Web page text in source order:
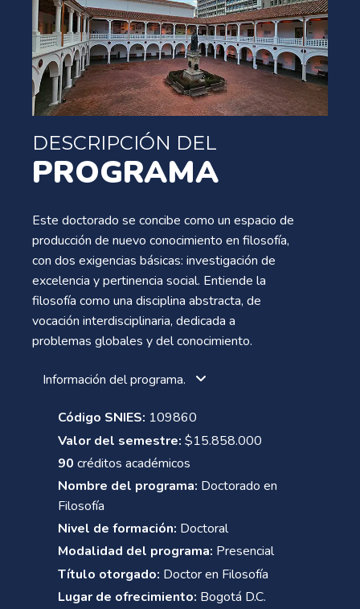
DESCRIPCIÓN DEL
PROGRAMA
Este doctorado se concibe como un espacio de
producción de nuevo conocimiento en filosofía,
con dos exigencias básicas: investigación de
excelencia y pertinencia social. Entiende la
filosofía como una disciplina abstracta, de
vocación interdisciplinaria, dedicada a
problemas globales y del conocimiento.
Información del programa.
Código SNIES: 109860
Valor del semestre: $15.858.000
90 créditos académicos
Nombre del programa: Doctorado en
Filosofía
Nivel de formación: Doctoral
Modalidad del programa: Presencial
Título otorgado: Doctor en Filosofía
Lugar de ofrecimiento: Bogotá D.C.